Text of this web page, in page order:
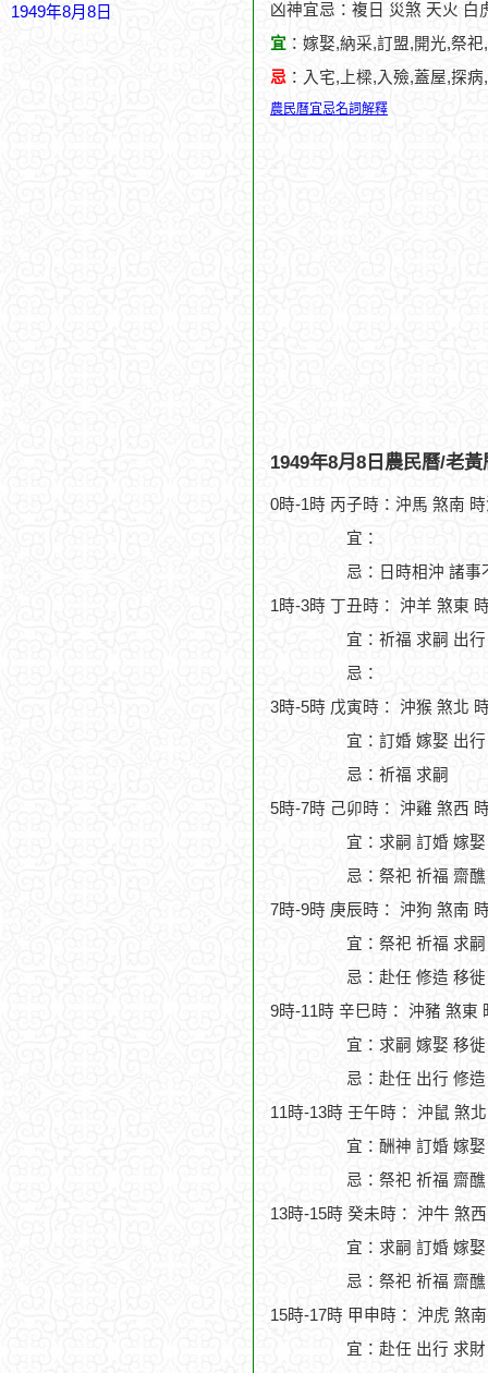
1949年8月8日
凶神宜忌：複日 災煞 天火 白
宜 ：嫁娶,納采,訂盟,開光,祭
忌 ：入宅,上樑,入殮,蓋屋,探
農民曆宜忌名詞解釋
1949年8月8日農民曆/老
0時-1時 丙子時：沖馬 煞南
宜：
忌：日時相沖 諸事
1時-3時 丁丑時： 沖羊 煞東
宜：祈福 求嗣 出
忌：
3時-5時 戊寅時： 沖猴 煞北
宜：訂婚 嫁娶 出
忌：祈福 求嗣
5時-7時 己卯時： 沖雞 煞西
宜：求嗣 訂婚 嫁
忌：祭祀 祈福 齋
7時-9時 庚辰時： 沖狗 煞南
宜：祭祀 祈福 求
忌：赴任 修造 移
9時-11時 辛巳時： 沖豬 煞東
宜：求嗣 嫁娶 移
忌：赴任 出行 修
11時-13時 壬午時： 沖鼠 煞
宜：酬神 訂婚 嫁
忌：祭祀 祈福 齋
13時-15時 癸未時： 沖牛 煞
宜：求嗣 訂婚 嫁
忌：祭祀 祈福 齋
15時-17時 甲申時： 沖虎 煞
宜：赴任 出行 求